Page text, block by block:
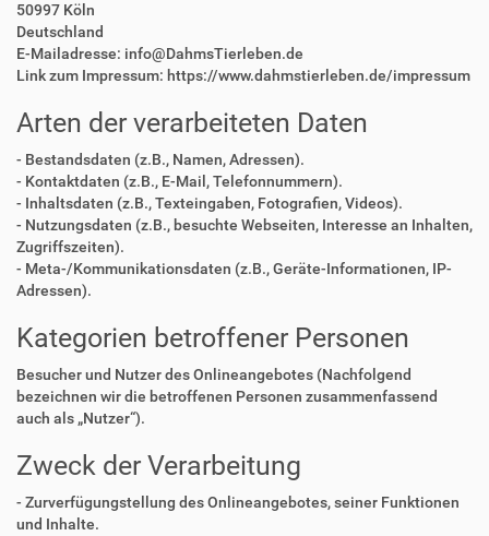
50997 Köln
Deutschland
E-Mailadresse: info@DahmsTierleben.de
Link zum Impressum: https://www.dahmstierleben.de/impressum
Arten der verarbeiteten Daten
- Bestandsdaten (z.B., Namen, Adressen).
- Kontaktdaten (z.B., E-Mail, Telefonnummern).
- Inhaltsdaten (z.B., Texteingaben, Fotografien, Videos).
- Nutzungsdaten (z.B., besuchte Webseiten, Interesse an Inhalten,
Zugriffszeiten).
- Meta-/Kommunikationsdaten (z.B., Geräte-Informationen, IP-
Adressen).
Kategorien betroffener Personen
Besucher und Nutzer des Onlineangebotes (Nachfolgend
bezeichnen wir die betroffenen Personen zusammenfassend
auch als „Nutzer“).
Zweck der Verarbeitung
- Zurverfügungstellung des Onlineangebotes, seiner Funktionen
und Inhalte.